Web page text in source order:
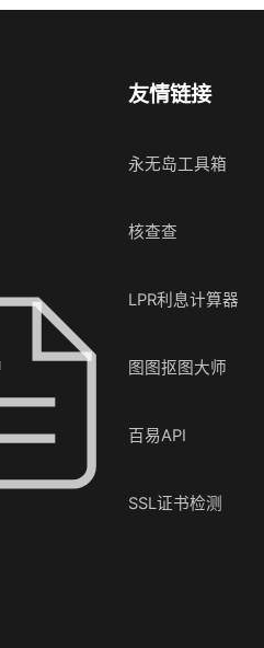
友情链接
永无岛工具箱
核查查
LPR利息计算器
图图抠图大师
百易API
SSL证书检测